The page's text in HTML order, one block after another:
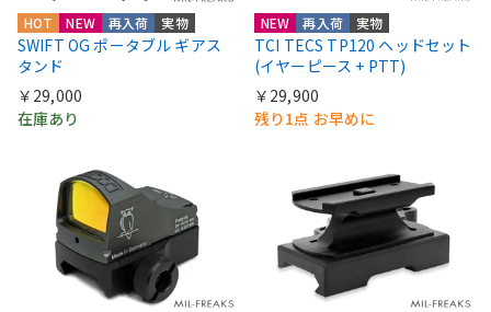
HOT NEW 再入荷 実物
SWIFT OG ポータブル ギアス
タンド
￥29,000
在庫あり
NEW 再入荷 実物
TCI TECS TP120 ヘッドセット
(イヤーピース + PTT)
￥29,900
残り1点 お早めに